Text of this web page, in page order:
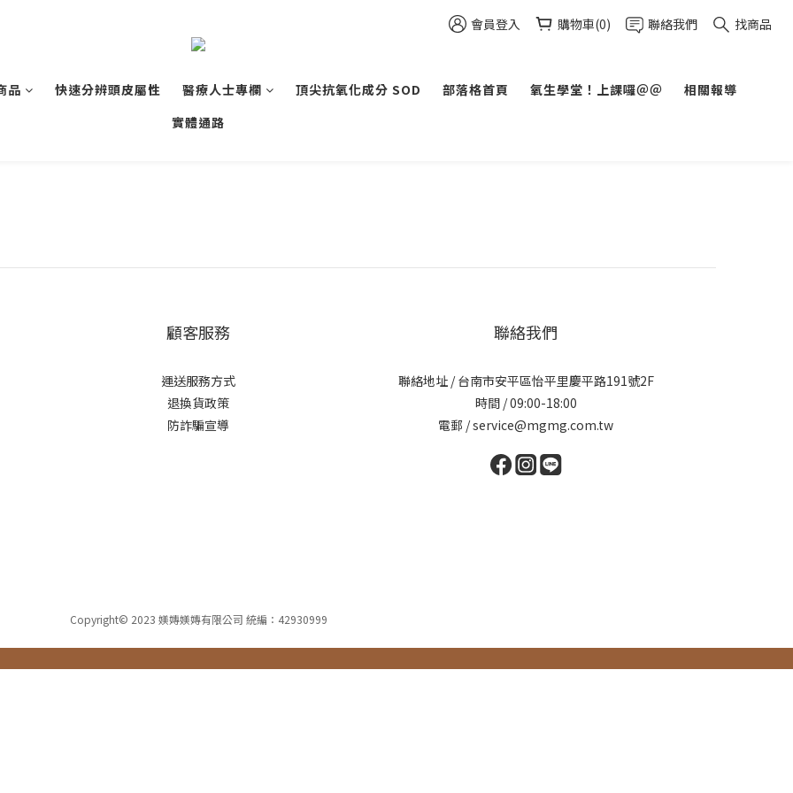
會員登入 購物車(0) 聯絡我們 找商品
品 快速分辨頭皮屬性 醫療人士專欄 頂尖抗氧化成分 SOD 部落格首頁 氧生學堂！上課囉＠＠
相關報導
實體通路
顧客服務
運送服務方式
退換貨政策
防詐騙宣導
聯絡我們
聯絡地址 / 台南市安平區怡平里慶平路191號2F
時間 / 09:00-18:00
電郵 / service@mgmg.com.tw
Copyright© 2023 媄嫥媄嫥有限公司 統編：42930999